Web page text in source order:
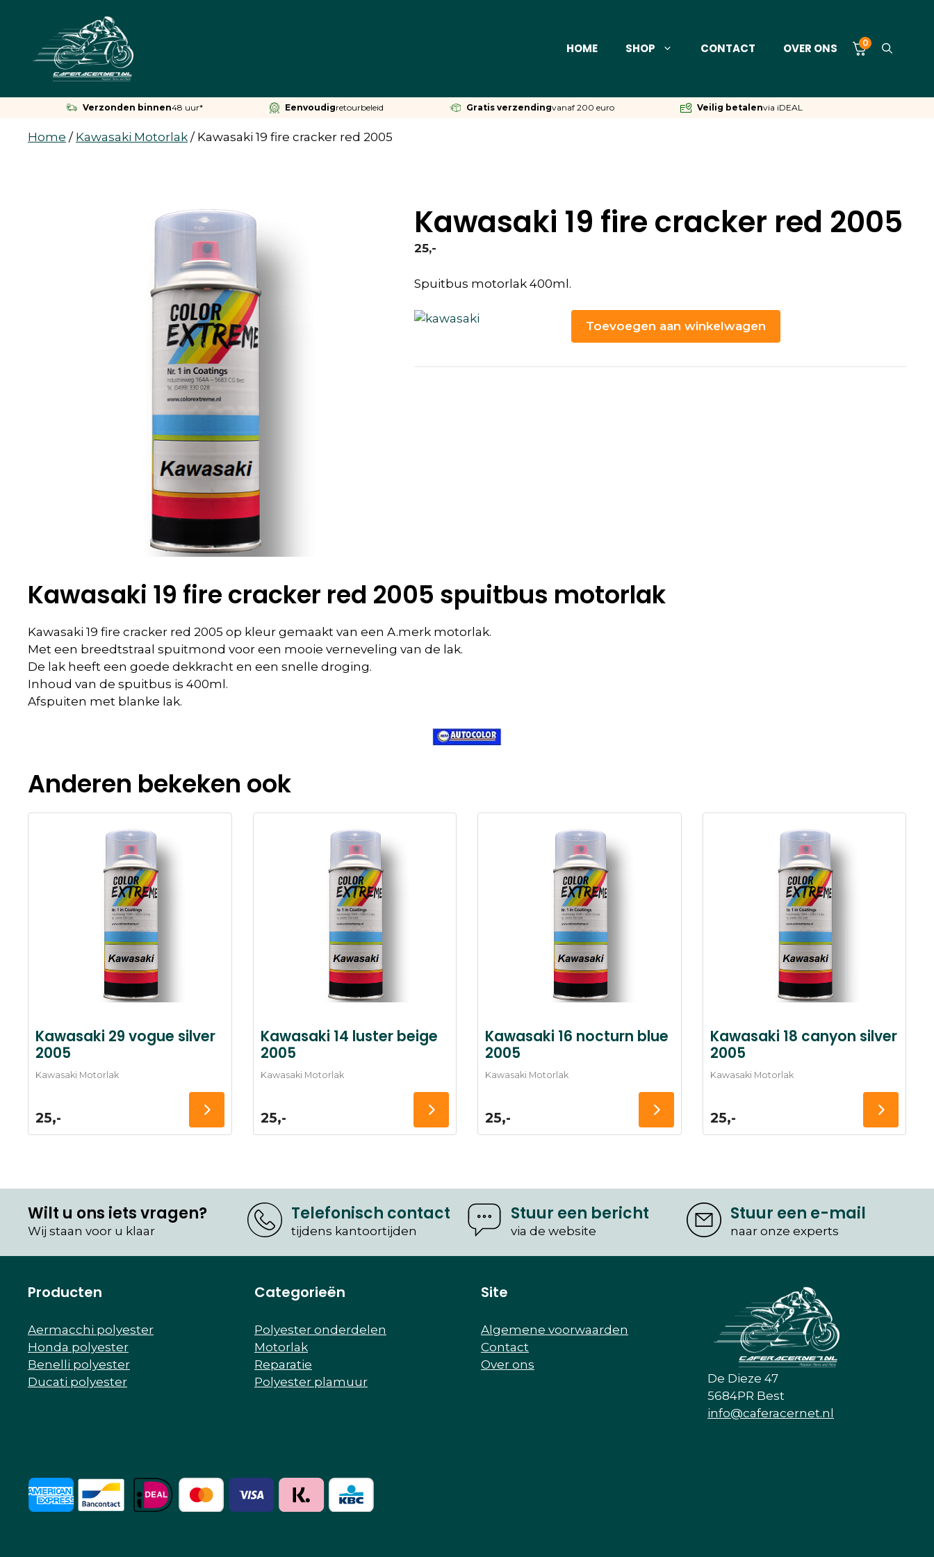
inhoud
HOME SHOP CONTACT OVER ONS 0
Verzonden binnen48 uur* Eenvoudigretourbeleid Gratis verzendingvanaf 200 euro Veilig betalenvia iDEAL
Home / Kawasaki Motorlak / Kawasaki 19 fire cracker red 2005
Kawasaki 19 fire cracker red 2005
25,-
Spuitbus motorlak 400ml.
Toevoegen aan winkelwagen
Kawasaki 19 fire cracker red 2005 spuitbus motorlak
Kawasaki 19 fire cracker red 2005 op kleur gemaakt van een A.merk motorlak.
Met een breedtstraal spuitmond voor een mooie verneveling van de lak.
De lak heeft een goede dekkracht en een snelle droging.
Inhoud van de spuitbus is 400ml.
Afspuiten met blanke lak.
Anderen bekeken ook
Kawasaki 29 vogue silver
2005
Kawasaki Motorlak
25,-
Kawasaki 14 luster beige
2005
Kawasaki Motorlak
25,-
Kawasaki 16 nocturn blue
2005
Kawasaki Motorlak
25,-
Kawasaki 18 canyon silver
2005
Kawasaki Motorlak
25,-
Wilt u ons iets vragen?
Wij staan voor u klaar
Telefonisch contact
tijdens kantoortijden
Stuur een bericht
via de website
Stuur een e-mail
naar onze experts
Producten
Aermacchi polyester
Honda polyester
Benelli polyester
Ducati polyester
Categorieën
Polyester onderdelen
Motorlak
Reparatie
Polyester plamuur
Site
Algemene voorwaarden
Contact
Over ons
De Dieze 47
5684PR Best
info@caferacernet.nl